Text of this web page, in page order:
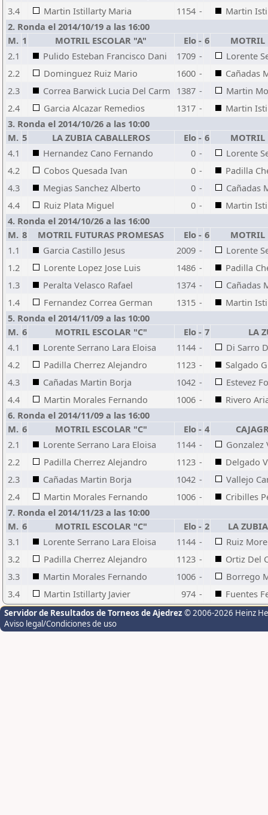
3.4
Martin Istillarty Maria 1154 -
Martin
2. Ronda el 2014/10/19 a las 16:00
M. 1 MOTRIL ESCOLAR "A" Elo - 6
MOTRIL
2.1
Pulido Esteban Francisco Dani 1709 -
Lorente
2.2
Dominguez Ruiz Mario 1600 -
Cañadas
2.3
Correa Barwick Lucia Del Carm 1387 -
Martin
2.4
Garcia Alcazar Remedios 1317 -
Martin
3. Ronda el 2014/10/26 a las 10:00
M. 5 LA ZUBIA CABALLEROS Elo - 6
MOTRIL
4.1
Hernandez Cano Fernando 0 -
Lorente
4.2
Cobos Quesada Ivan 0 -
Padilla
4.3
Megias Sanchez Alberto 0 -
Cañadas
4.4
Ruiz Plata Miguel 0 -
Martin
4. Ronda el 2014/10/26 a las 16:00
M. 8 MOTRIL FUTURAS PROMESAS Elo - 6
MOTRIL
1.1
Garcia Castillo Jesus 2009 -
Lorente
1.2
Lorente Lopez Jose Luis 1486 -
Padilla
1.3
Peralta Velasco Rafael 1374 -
Cañadas
1.4
Fernandez Correa German 1315 -
Martin
5. Ronda el 2014/11/09 a las 10:00
M. 6 MOTRIL ESCOLAR "C" Elo - 7
LA
4.1
Lorente Serrano Lara Eloisa 1144 -
Di Sarro
4.2
Padilla Cherrez Alejandro 1123 -
Salgado
4.3
Cañadas Martin Borja 1042 -
Estevez
4.4
Martin Morales Fernando 1006 -
Rivero
6. Ronda el 2014/11/09 a las 16:00
M. 6 MOTRIL ESCOLAR "C" Elo - 4
2.1
Lorente Serrano Lara Eloisa 1144 -
Gonzalez
2.2
Padilla Cherrez Alejandro 1123 -
Delgado
2.3
Cañadas Martin Borja 1042 -
Vallejo
2.4
Martin Morales Fernando 1006 -
Cribilles
7. Ronda el 2014/11/23 a las 10:00
M. 6 MOTRIL ESCOLAR "C" Elo - 2
LA
3.1
Lorente Serrano Lara Eloisa 1144 -
Ruiz
3.2
Padilla Cherrez Alejandro 1123 -
Ortiz Del
3.3
Martin Morales Fernando 1006 -
Borrego
3.4
Martin Istillarty Javier 974 - Fuentes
Servidor de Resultados de Torneos de Ajedrez © 2006-2026 Heinz
Aviso legal/Condiciones de uso